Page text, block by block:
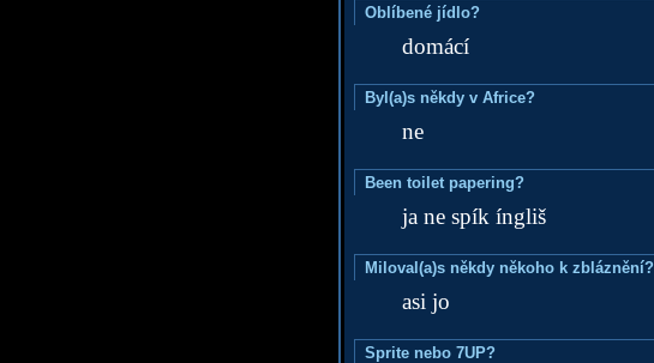
Oblíbené jídlo?
domácí
Byl(a)s někdy v Africe?
ne
Been toilet papering?
ja ne spík íngliš
Miloval(a)s někdy někoho k zbláznění?
asi jo
Sprite nebo 7UP?